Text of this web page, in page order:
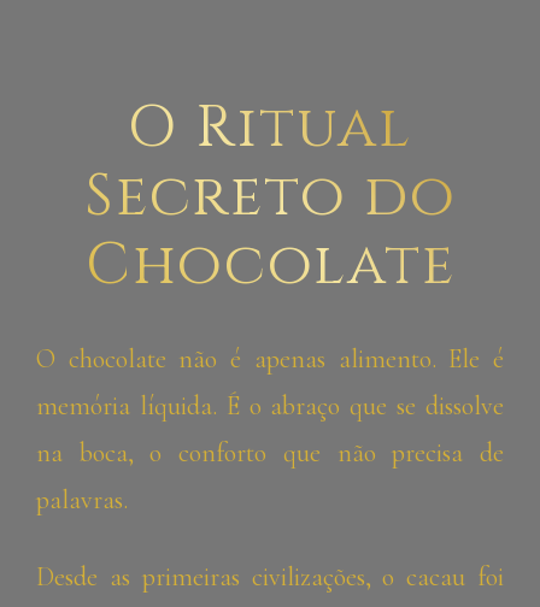
O Ritual
Secreto do
Chocolate
O chocolate não é apenas alimento. Ele é
memória líquida. É o abraço que se dissolve
na boca, o conforto que não precisa de
palavras.
Desde as primeiras civilizações, o cacau foi